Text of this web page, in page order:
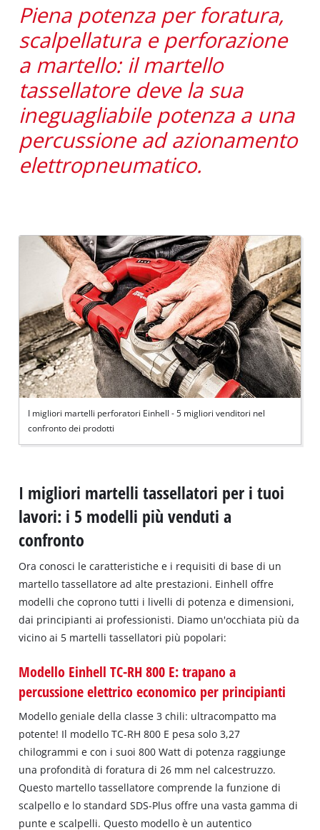
Piena potenza per foratura,
scalpellatura e perforazione
a martello: il martello
tassellatore deve la sua
ineguagliabile potenza a una
percussione ad azionamento
elettropneumatico.
I migliori martelli perforatori Einhell - 5 migliori venditori nel
confronto dei prodotti
I migliori martelli tassellatori per i tuoi
lavori: i 5 modelli più venduti a
confronto
Ora conosci le caratteristiche e i requisiti di base di un
martello tassellatore ad alte prestazioni. Einhell offre
modelli che coprono tutti i livelli di potenza e dimensioni,
dai principianti ai professionisti. Diamo un'occhiata più da
vicino ai 5 martelli tassellatori più popolari:
Modello Einhell TC-RH 800 E: trapano a
percussione elettrico economico per principianti
Modello geniale della classe 3 chili: ultracompatto ma
potente! Il modello TC‐RH 800 E pesa solo 3,27
chilogrammi e con i suoi 800 Watt di potenza raggiunge
una profondità di foratura di 26 mm nel calcestruzzo.
Questo martello tassellatore comprende la funzione di
scalpello e lo standard SDS‐Plus offre una vasta gamma di
punte e scalpelli. Questo modello è un autentico